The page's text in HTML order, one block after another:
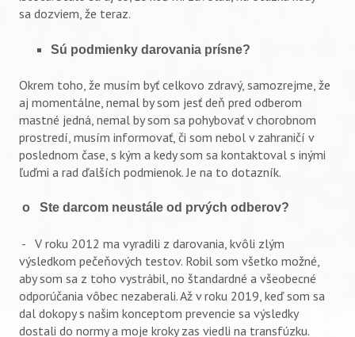
sa dozviem, že teraz.
Sú podmienky darovania prísne?
Okrem toho, že musím byť celkovo zdravý, samozrejme, že
aj momentálne, nemal by som jesť deň pred odberom
mastné jedná, nemal by som sa pohybovať v chorobnom
prostredí, musím informovať, či som nebol v zahraničí v
poslednom čase, s kým a kedy som sa kontaktoval s inými
ľuďmi a rad ďalších podmienok. Je na to dotazník.
o Ste darcom neustále od prvých odberov?
- V roku 2012 ma vyradili z darovania, kvôli zlým
výsledkom pečeňových testov. Robil som všetko možné,
aby som sa z toho vystrábil, no štandardné a všeobecné
odporúčania vôbec nezaberali. Až v roku 2019, keď som sa
dal dokopy s našim konceptom prevencie sa výsledky
dostali do normy a moje kroky zas viedli na transfúzku.